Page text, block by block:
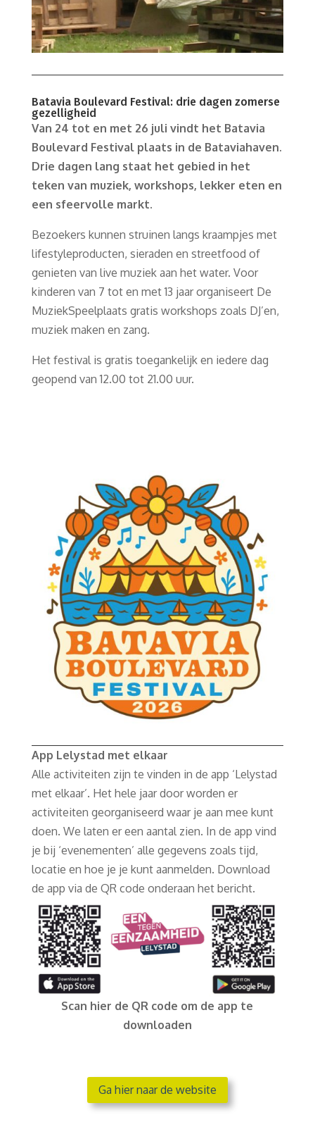
Batavia Boulevard Festival: drie dagen zomerse
gezelligheid
Van 24 tot en met 26 juli vindt het Batavia
Boulevard Festival plaats in de Bataviahaven.
Drie dagen lang staat het gebied in het
teken van muziek, workshops, lekker eten en
een sfeervolle markt.
Bezoekers kunnen struinen langs kraampjes met
lifestyleproducten, sieraden en streetfood of
genieten van live muziek aan het water. Voor
kinderen van 7 tot en met 13 jaar organiseert De
MuziekSpeelplaats gratis workshops zoals DJ’en,
muziek maken en zang.
Het festival is gratis toegankelijk en iedere dag
geopend van 12.00 tot 21.00 uur.
App Lelystad met elkaar
Alle activiteiten zijn te vinden in de app ‘Lelystad
met elkaar’. Het hele jaar door worden er
activiteiten georganiseerd waar je aan mee kunt
doen. We laten er een aantal zien. In de app vind
je bij ‘evenementen’ alle gegevens zoals tijd,
locatie en hoe je je kunt aanmelden. Download
de app via de QR code onderaan het bericht.
Scan hier de QR code om de app te
downloaden
Ga hier naar de website